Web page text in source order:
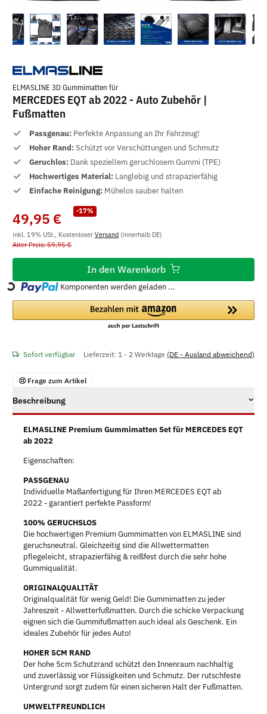
ELMASLINE 3D Gummimatten für
MERCEDES EQT ab 2022 - Auto Zubehör |
Fußmatten
Passgenau: Perfekte Anpassung an Ihr Fahrzeug!
Hoher Rand:Schützt vor Verschüttungen und Schmutz
Geruchlos: Dank speziellem geruchlosem Gummi (TPE)
Hochwertiges Material: Langlebig und strapazierfähig
Einfache Reinigung: Mühelos sauber halten
-17%
49,95 €
inkl. 19% USt., Kostenloser Versand (innerhalb DE)
Alter Preis: 59,95 €
In den Warenkorb
Loading... Komponenten werden geladen ...
Sofort verfügbar Lieferzeit: 1 - 2 Werktage (DE - Ausland abweichend)
Frage zum Artikel
Beschreibung
ELMASLINE Premium Gummimatten Set für MERCEDES EQT
ab 2022
Eigenschaften:
PASSGENAU
Individuelle Maßanfertigung für Ihren MERCEDES EQT ab
2022 - garantiert perfekte Passform!
100% GERUCHSLOS
Die hochwertigen Premium Gummimatten von ELMASLINE sind
geruchsneutral. Gleichzeitig sind die Allwettermatten
pflegeleicht, strapazierfähig & reißfest durch die sehr hohe
Gummiqualität.
ORIGINALQUALITÄT
Originalqualität für wenig Geld! Die Gummimatten zu jeder
Jahreszeit - Allwetterfußmatten. Durch die schicke Verpackung
eignen sich die Gummifußmatten auch ideal als Geschenk. Ein
ideales Zubehör für jedes Auto!
HOHER 5CM RAND
Der hohe 5cm Schutzrand schützt den Innenraum nachhaltig
und zuverlässig vor Flüssigkeiten und Schmutz. Der rutschfeste
Untergrund sorgt zudem für einen sicheren Halt der Fußmatten.
UMWELTFREUNDLICH